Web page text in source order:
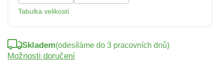
Tabulka velikostí
Skladem(odesíláme do 3 pracovních dnů)
Možnosti doručení